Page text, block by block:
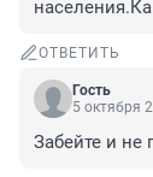
ОТВЕТИТЬ
Гость
5 октября
Забейте и не